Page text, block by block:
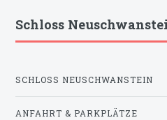
Schloss
SCHLOSS NEUSCHWANSTEIN
ANFAHRT & PARKPLÄTZE